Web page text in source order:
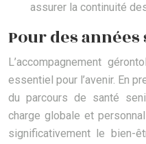
assurer la continuité
Pour des
L’accompagnement
essentiel pour l’avenir. En
du parcours de santé
charge globale et
significativement le bien-